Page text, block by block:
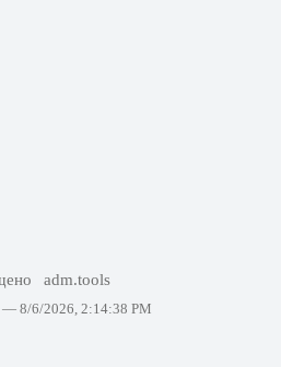
adm.tools
— 8/6/2026, 2:14:38 PM